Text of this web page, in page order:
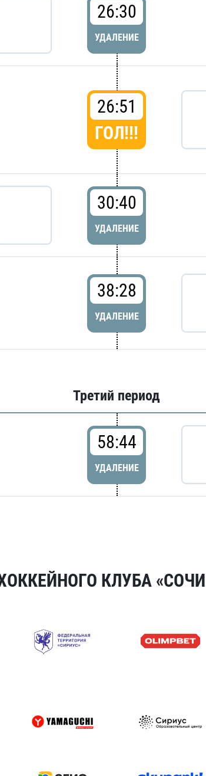
26:30
УДАЛЕНИЕ
26:51
ГОЛ!!!
30:40
УДАЛЕНИЕ
38:28
УДАЛЕНИЕ
Третий период
58:44
УДАЛЕНИЕ
КЛУБА